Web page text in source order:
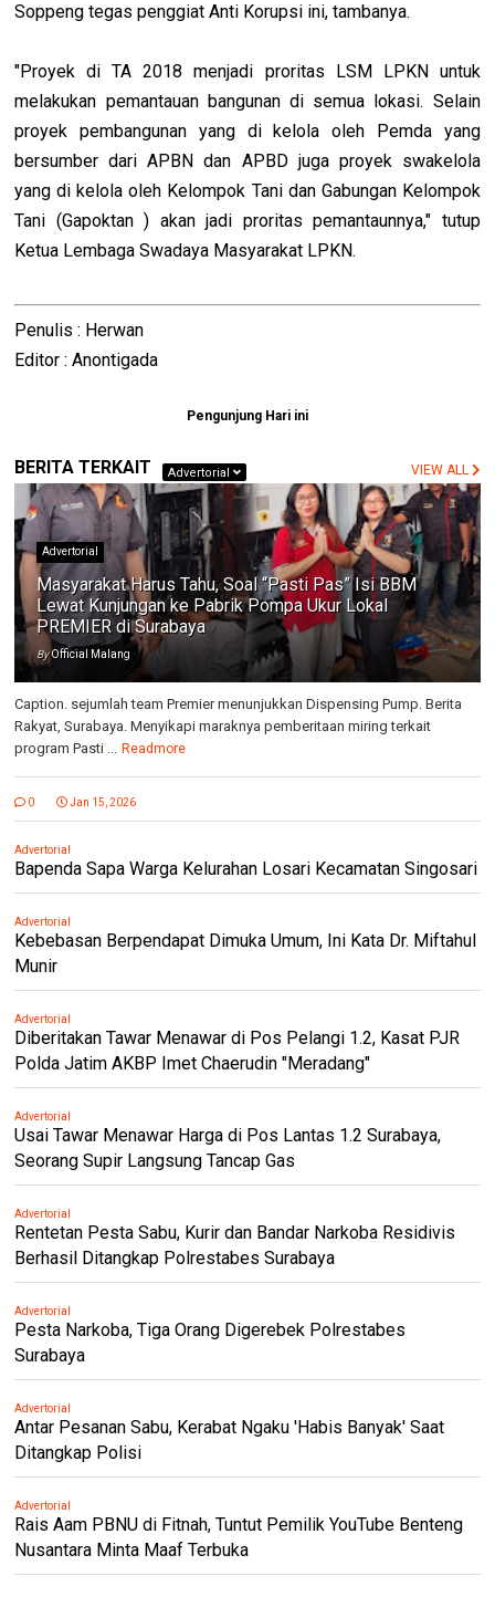
Soppeng tegas penggiat Anti Korupsi ini, tambanya.
"Proyek di TA 2018 menjadi proritas LSM LPKN untuk
melakukan pemantauan bangunan di semua lokasi. Selain
proyek pembangunan yang di kelola oleh Pemda yang
bersumber dari APBN dan APBD juga proyek swakelola
yang di kelola oleh Kelompok Tani dan Gabungan Kelompok
Tani (Gapoktan ) akan jadi proritas pemantaunnya," tutup
Ketua Lembaga Swadaya Masyarakat LPKN.
Penulis : Herwan
Editor : Anontigada
Pengunjung Hari ini
BERITA TERKAIT Advertorial VIEW ALL
Advertorial
Masyarakat Harus Tahu, Soal “Pasti Pas” Isi BBM
Lewat Kunjungan ke Pabrik Pompa Ukur Lokal
PREMIER di Surabaya
ByOfficial Malang
Caption. sejumlah team Premier menunjukkan Dispensing Pump. Berita
Rakyat, Surabaya. Menyikapi maraknya pemberitaan miring terkait
program Pasti ... Readmore
0 Jan 15, 2026
Advertorial
Bapenda Sapa Warga Kelurahan Losari Kecamatan Singosari
Advertorial
Kebebasan Berpendapat Dimuka Umum, Ini Kata Dr. Miftahul
Munir
Advertorial
Diberitakan Tawar Menawar di Pos Pelangi 1.2, Kasat PJR
Polda Jatim AKBP Imet Chaerudin "Meradang"
Advertorial
Usai Tawar Menawar Harga di Pos Lantas 1.2 Surabaya,
Seorang Supir Langsung Tancap Gas
Advertorial
Rentetan Pesta Sabu, Kurir dan Bandar Narkoba Residivis
Berhasil Ditangkap Polrestabes Surabaya
Advertorial
Pesta Narkoba, Tiga Orang Digerebek Polrestabes
Surabaya
Advertorial
Antar Pesanan Sabu, Kerabat Ngaku 'Habis Banyak' Saat
Ditangkap Polisi
Advertorial
Rais Aam PBNU di Fitnah, Tuntut Pemilik YouTube Benteng
Nusantara Minta Maaf Terbuka